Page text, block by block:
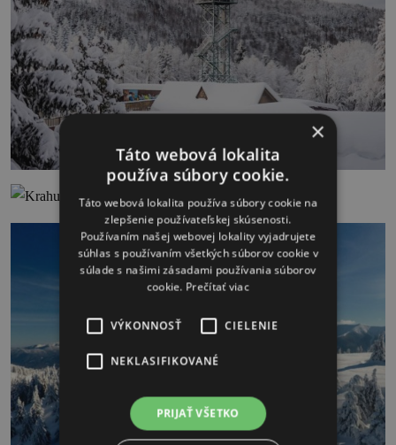
×
Táto webová lokalita
používa súbory cookie.
Táto webová lokalita používa súbory cookie na
zlepšenie používateľskej skúsenosti.
Používaním našej webovej lokality vyjadrujete
súhlas s používaním všetkých súborov cookie v
súlade s našimi zásadami používania súborov
cookie. Prečítať viac
VÝKONNOSŤ CIELENIE
NEKLASIFIKOVANÉ
PRIJAŤ VŠETKO